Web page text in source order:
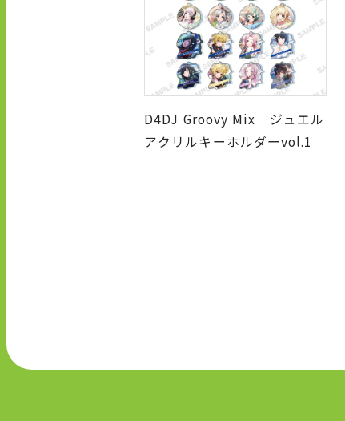
D4DJ Groovy Mix ジュエル
アクリルキーホルダーvol.1